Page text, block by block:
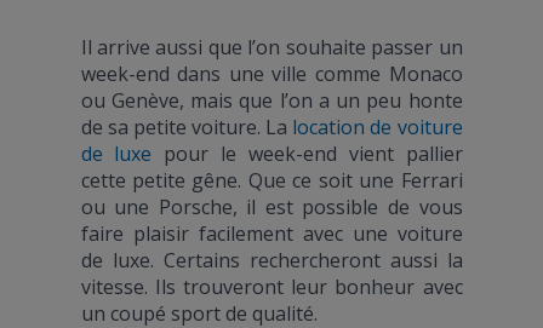
Il arrive aussi que l’on souhaite passer un
week-end dans une ville comme Monaco
ou Genève, mais que l’on a un peu honte
de sa petite voiture. La location de voiture
de luxe pour le week-end vient pallier
cette petite gêne. Que ce soit une Ferrari
ou une Porsche, il est possible de vous
faire plaisir facilement avec une voiture
de luxe. Certains rechercheront aussi la
vitesse. Ils trouveront leur bonheur avec
un coupé sport de qualité.